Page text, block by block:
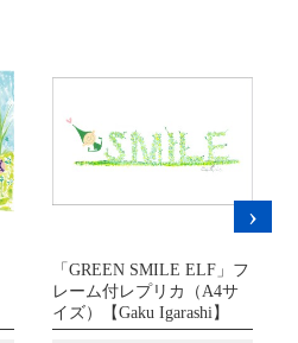
「GREEN SMILE ELF」フ
レーム付レプリカ（A4サ
イズ）【Gaku Igarashi】
›